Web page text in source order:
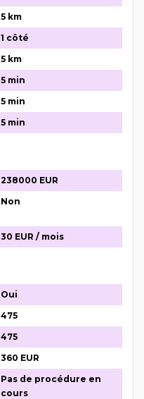
5 km
1 côté
5 km
5 min
5 min
5 min
238000 EUR
Non
30 EUR / mois
Oui
475
475
360 EUR
Pas de procédure en
cours